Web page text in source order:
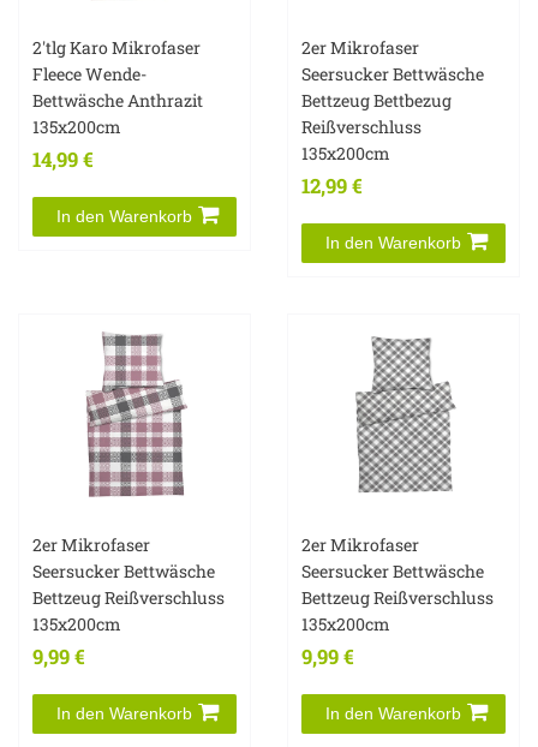
2'tlg Karo Mikrofaser
Fleece Wende-
Bettwäsche Anthrazit
135x200cm
14,99 €
In den Warenkorb
2er Mikrofaser
Seersucker Bettwäsche
Bettzeug Bettbezug
Reißverschluss
135x200cm
12,99 €
In den Warenkorb
2er Mikrofaser
Seersucker Bettwäsche
Bettzeug Reißverschluss
135x200cm
9,99 €
In den Warenkorb
2er Mikrofaser
Seersucker Bettwäsche
Bettzeug Reißverschluss
135x200cm
9,99 €
In den Warenkorb